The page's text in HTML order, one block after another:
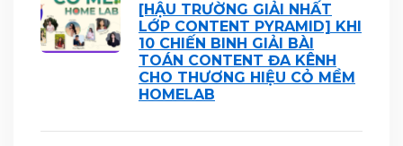
[HẬU TRƯỜNG GIẢI NHẤT
LỚP CONTENT PYRAMID] KHI
10 CHIẾN BINH GIẢI BÀI
TOÁN CONTENT ĐA KÊNH
CHO THƯƠNG HIỆU CỎ MỀM
HOMELAB